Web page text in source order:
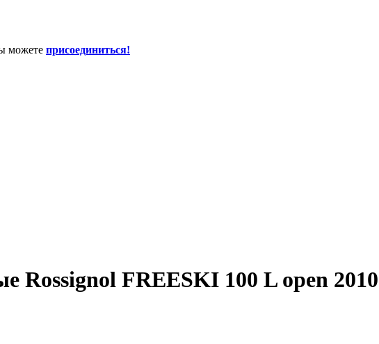
можете присоединиться!
Rossignol FREESKI 100 L open 2010